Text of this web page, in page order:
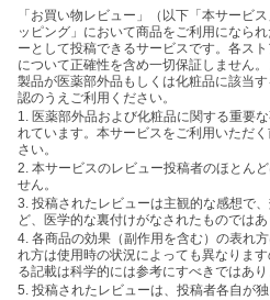
「お買い物レビュー」（以下「本サービ
ッピング」において商品をご利用になら
ーとして投稿できるサービスです。各ス
について正確性を含め一切保証しません
製品が医薬部外品もしくは化粧品に該当
認のうえご利用ください。
1. 医薬部外品および化粧品に関する重要
れています。本サービスをご利用いただ
さい。
2. 本サービスのレビュー投稿者のほとん
せん。
3. 投稿されたレビューは主観的な感想で
ど、医学的な裏付けがなされたものではあ
4. 各商品の効果（副作用を含む）の表れ
れ方は使用時の状況によっても異なりま
る記載は科学的には参考にすべきではあり
5. 投稿されたレビューは、投稿者各自が